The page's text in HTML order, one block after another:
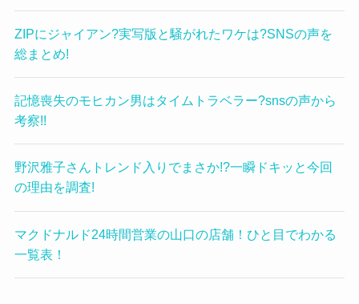
ZIPにジャイアン?実写版と騒がれたワケは?SNSの声を
総まとめ!
記憶喪失のモヒカン男はタイムトラベラー?snsの声から
考察!!
野沢雅子さんトレンド入りでまさか!?一瞬ドキッと今回
の理由を調査!
マクドナルド24時間営業の山口の店舗！ひと目でわかる
一覧表！